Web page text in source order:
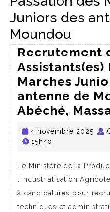
Juniors des
Moundou
Recrutement
Assistants(es)
Marches
antenne de
Abéché,
4 novembre 2025
15h40
Le Ministère de la
l’Industrialisation
à candidatures pour
techniques et